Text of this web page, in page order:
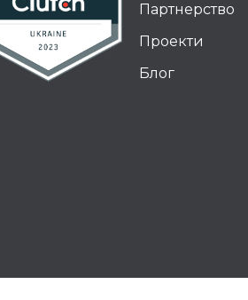
Партнерство
Проекти
Блог